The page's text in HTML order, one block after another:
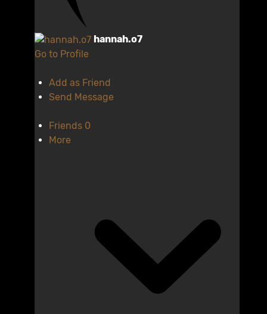
hannah.o7
Go to Profile
Add as Friend
Send Message
Friends 0
More